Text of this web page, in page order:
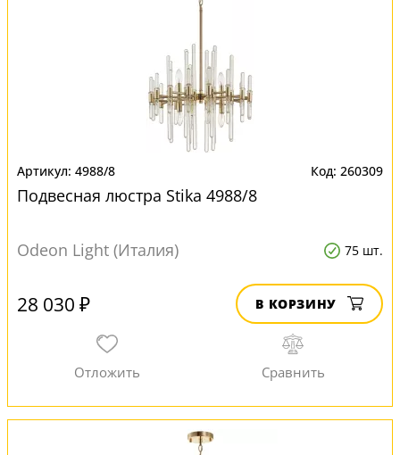
4988/8 260309
Подвесная люстра Stika 4988/8
Odeon Light (Италия) 75 шт.
28 030 ₽ В КОРЗИНУ